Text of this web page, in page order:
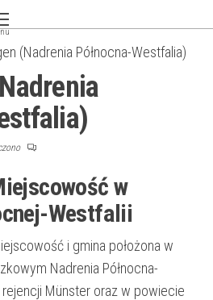
(Nadrenia Północna-Westfalia)
w
Westfalii
i gmina położona w
Nadrenia Północna-
Münster oraz w powiecie